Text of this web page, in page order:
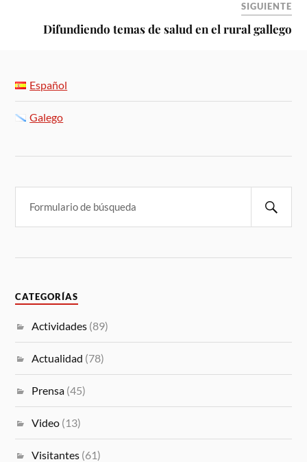
SIGUIENTE
Difundiendo temas de salud en el rural gallego
Español
Galego
CATEGORÍAS
Actividades (89)
Actualidad (78)
Prensa (45)
Video (13)
Visitantes (61)